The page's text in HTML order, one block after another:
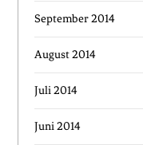
September 2014
August 2014
Juli 2014
Juni 2014